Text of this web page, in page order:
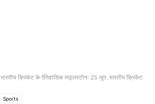
भारतीय क्रिकेट के ऐतिहासिक माइलस्टोन: 25 जून, भारतीय क्रिकेट
Sports